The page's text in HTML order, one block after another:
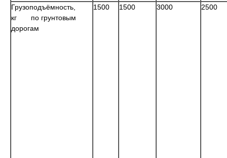
Грузоподъёмность,
кг
по грунтовым
дорогам
1500 1500 3000 2500